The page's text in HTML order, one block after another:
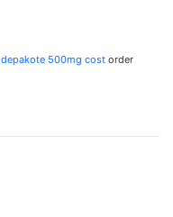
depakote 500mg cost order